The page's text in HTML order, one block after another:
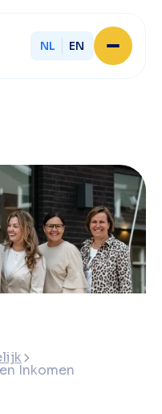
NL EN
Sluit je aan
Werken bij
mensen
Actueel
Contact
Inkomen